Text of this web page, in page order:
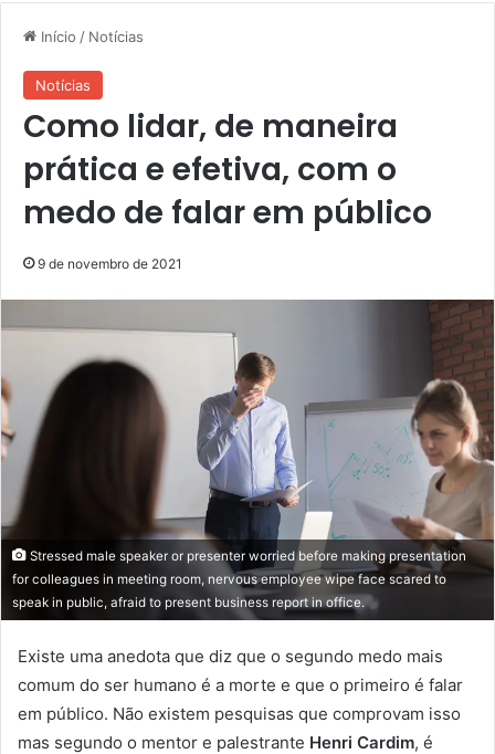
Início / Notícias
Notícias
Como lidar, de maneira
prática e efetiva, com o
medo de falar em público
9 de novembro de 2021
Stressed male speaker or presenter worried before making presentation
for colleagues in meeting room, nervous employee wipe face scared to
speak in public, afraid to present business report in office.
Existe uma anedota que diz que o segundo medo mais
comum do ser humano é a morte e que o primeiro é falar
em público. Não existem pesquisas que comprovam isso
mas segundo o mentor e palestrante Henri Cardim, é